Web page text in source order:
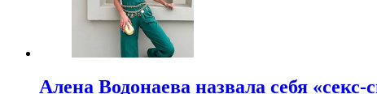
Алена Водонаева назвала себя